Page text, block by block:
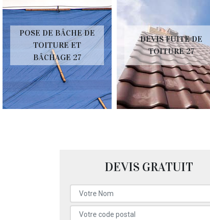
POSE DE BÂCHE DE
TOITURE ET
BÂCHAGE 27
DEVIS FUITE DE
TOITURE 27
DEVIS GRATUIT